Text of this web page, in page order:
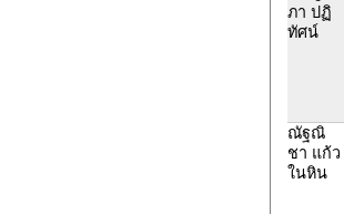
ภา ปฏิ
ทัศน์
ณัฐณิ
ชา แก้ว
ในหิน